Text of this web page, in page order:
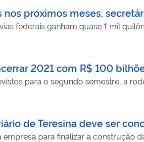
próximos meses,
federais ganham quase 1 mil
2021 com R$ 100
para o segundo semestre, a
de Teresina deve ser
para finalizar a construção